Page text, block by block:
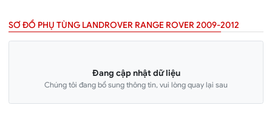
SƠ ĐỒ PHỤ TÙNG LANDROVER RANGE ROVER 2009-2012
Đang cập nhật dữ liệu
Chúng tôi đang bổ sung thông tin, vui lòng quay lại sau